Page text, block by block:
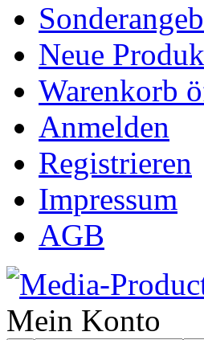
Neue
Warenkorb
Anmelden
Registrieren
Impressum
AGB
Mein Konto